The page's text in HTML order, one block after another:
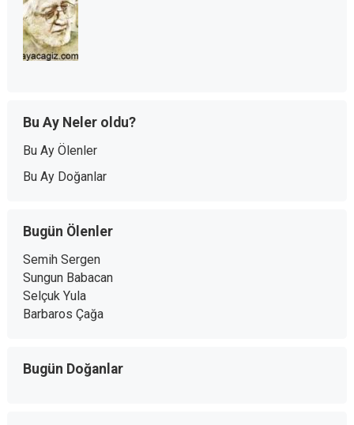
Bu Ay Neler oldu?
Bu Ay Ölenler
Bu Ay Doğanlar
Bugün Ölenler
Semih Sergen
Sungun Babacan
Selçuk Yula
Barbaros Çağa
Bugün Doğanlar